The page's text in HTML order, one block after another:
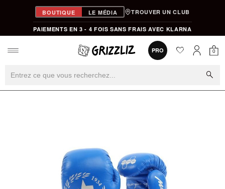
BOUTIQUE LE MÉDIA TROUVER UN CLUB
PAIEMENTS EN 3 - 4 FOIS SANS FRAIS AVEC KLARNA
PRO favorite0
0
search